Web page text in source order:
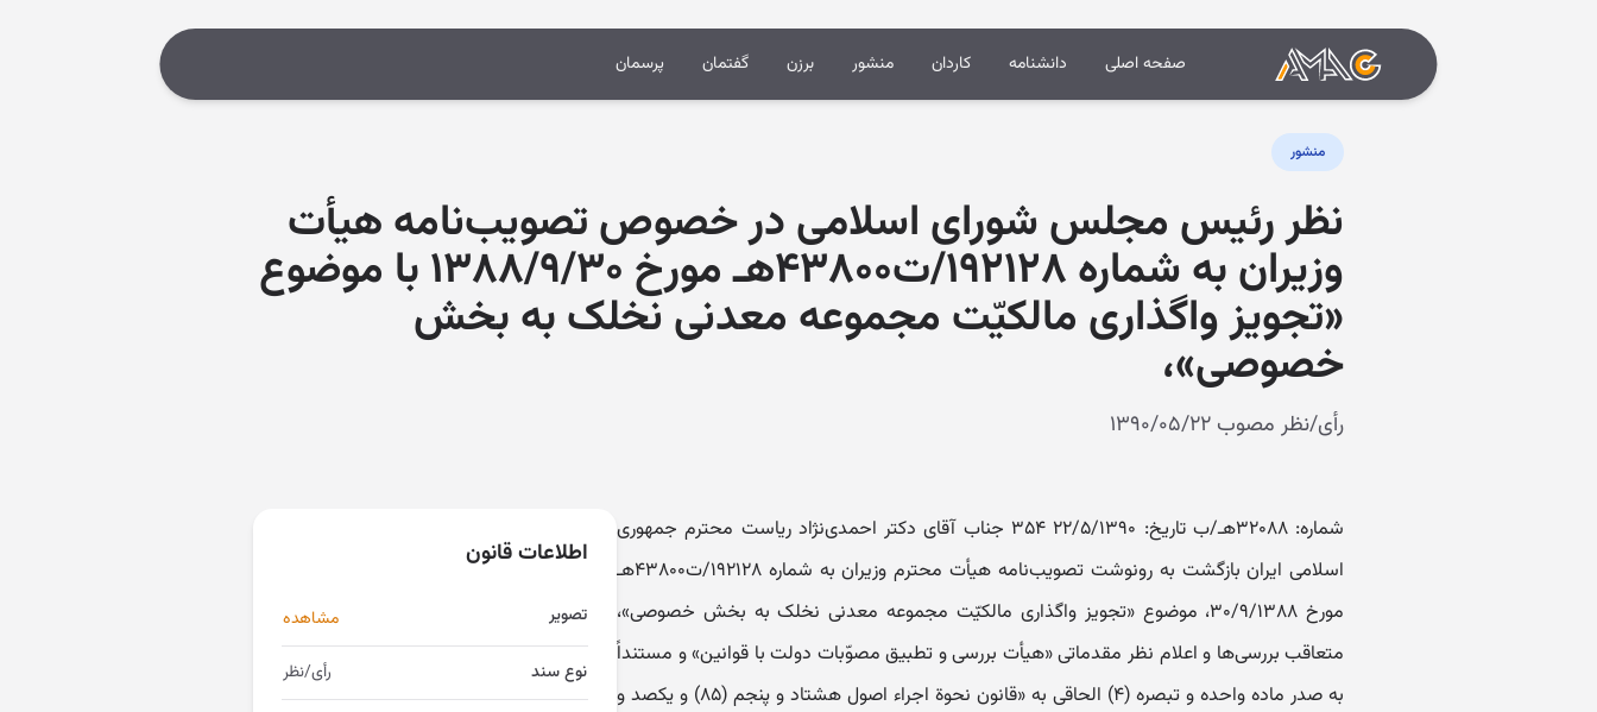
صفحه اصلی دانشنامه کاردان منشور برزن گفتمان پرسمان
منشور
نظر رئیس مجلس شورای اسلامی در خصوص تصویب‌نامه هیأت
وزیران به شماره ۱۹۲۱۲۸/ت۴۳۸۰۰هـ مورخ ۱۳۸۸/۹/۳۰ با موضوع
«تجویز واگذاری مالکیّت مجموعه معدنی نخلک به بخش
خصوصی»،
رأی/نظر مصوب ۱۳۹۰/۰۵/۲۲
شماره: ۳۲۰۸۸هـ/ب تاریخ: ۲۲/۵/۱۳۹۰ ۳۵۴ جناب آقای دکتر احمدی‌نژاد ریاست محترم جمهوری
اسلامی ایران بازگشت به رونوشت تصویب‌نامه هیأت محترم وزیران به شماره ۱۹۲۱۲۸/ت۴۳۸۰۰هـ
مورخ ۳۰/۹/۱۳۸۸، موضوع «تجویز واگذاری مالکیّت مجموعه معدنی نخلک به بخش خصوصی»،
متعاقب بررسی‌ها و اعلام نظر مقدماتی «هیأت بررسی و تطبیق مصوّبات دولت با قوانین» و مستنداً
به صدر ماده واحده و تبصره (۴) الحاقی به «قانون نحوة اجراء اصول هشتاد و پنجم (۸۵) و یکصد و
اطلاعات قانون
تصویر مشاهده
نوع سند رأی/نظر